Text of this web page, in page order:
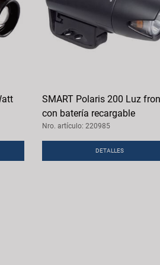
SMART Polaris 200 Luz
con batería recargable
Nro. artículo: 220985
DETALLES